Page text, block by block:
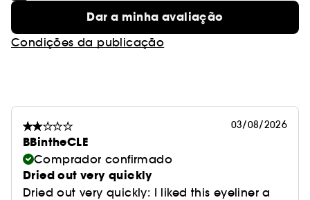
Dar a minha avaliação
Condições da publicação
03/08/2026
BBintheCLE
Comprador confirmado
Dried out very quickly
Dried out very quickly: I liked this eyeliner a